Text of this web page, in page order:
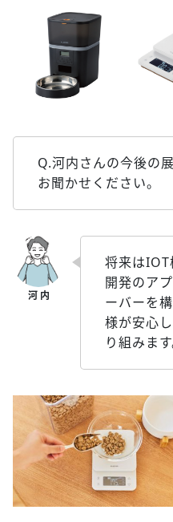
Q.河内さんの今後の
お聞かせください。
将来はIOT
開発のア
ーバーを
様が安心
り組みます